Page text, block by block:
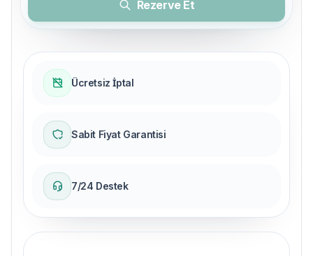
Rezerve Et
Ücretsiz İptal
Sabit Fiyat Garantisi
7/24 Destek